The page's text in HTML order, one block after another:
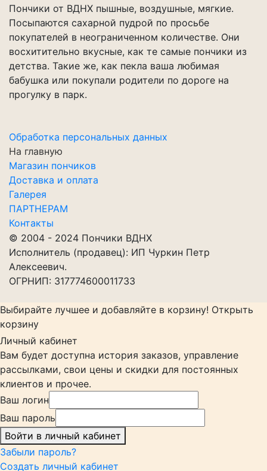
Пончики от ВДНХ пышные, воздушные, мягкие.
Посыпаются сахарной пудрой по просьбе
покупателей в неограниченном количестве. Они
восхитительно вкусные, как те самые пончики из
детства. Такие же, как пекла ваша любимая
бабушка или покупали родители по дороге на
прогулку в парк.
Обработка персональных данных
На главную
Магазин пончиков
Доставка и оплата
Галерея
ПАРТНЕРАМ
Контакты
© 2004 - 2024 Пончики ВДНХ
Исполнитель (продавец): ИП Чуркин Петр
Алексеевич.
ОГРНИП: 317774600011733
Выбирайте лучшее и добавляйте в корзину! Открыть
корзину
Личный кабинет
Вам будет доступна история заказов, управление
рассылками, свои цены и скидки для постоянных
клиентов и прочее.
Ваш логин
Ваш пароль
Войти в личный кабинет
Забыли пароль?
Создать личный кабинет